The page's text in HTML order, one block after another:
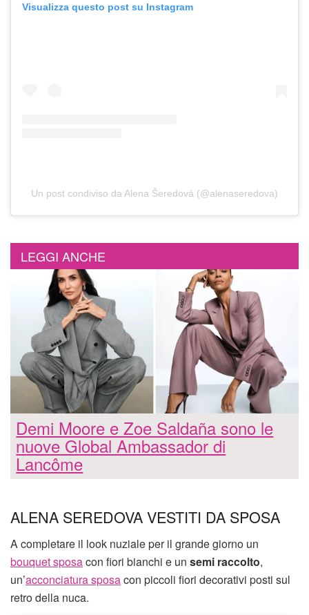
Visualizza questo post su Instagram
Un post condiviso da Alena Šeredová (@alenaseredova)
LEGGI ANCHE
Demi Moore e Zoe Saldaña sono le
nuove Global Ambassador di
Lancôme
ALENA SEREDOVA VESTITI DA SPOSA
A completare il look nuziale per il grande giorno un
bouquet sposacon fiori bianchi e un semi raccolto,
un’acconciatura sposacon piccoli fiori decorativi posti sul
retro della nuca.